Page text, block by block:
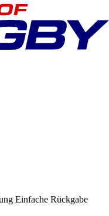
Einfache Rückgabe